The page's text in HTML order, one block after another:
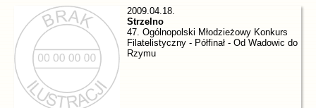
2009.04.18.
Strzelno
47. Ogólnopolski Młodzieżowy Konkurs
Filatelistyczny - Półfinał - Od Wadowic do
Rzymu